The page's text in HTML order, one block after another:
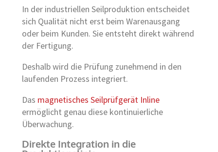
In der industriellen Seilproduktion entscheidet
sich Qualität nicht erst beim Warenausgang
oder beim Kunden. Sie entsteht direkt während
der Fertigung.
Deshalb wird die Prüfung zunehmend in den
laufenden Prozess integriert.
Das magnetisches Seilprüfgerät Inline
ermöglicht genau diese kontinuierliche
Überwachung.
Direkte Integration in die